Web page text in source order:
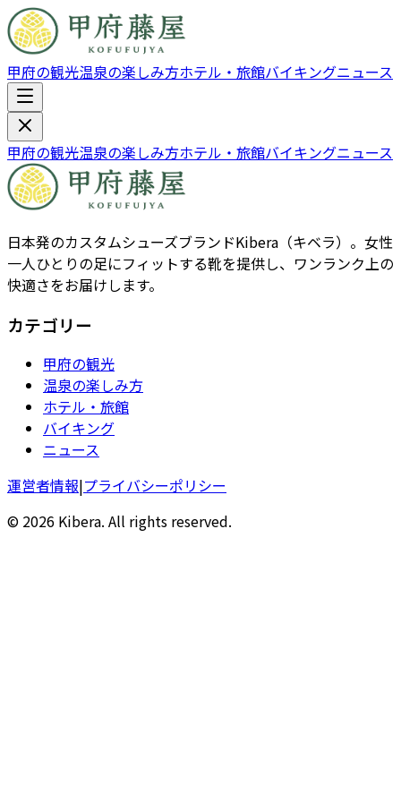
甲府の観光温泉の楽しみ方ホテル・旅館バイキングニュース
甲府の観光温泉の楽しみ方ホテル・旅館バイキングニュース
日本発のカスタムシューズブランドKibera（キベラ）。女性
一人ひとりの足にフィットする靴を提供し、ワンランク上の
快適さをお届けします。
カテゴリー
甲府の観光
温泉の楽しみ方
ホテル・旅館
バイキング
ニュース
運営者情報|プライバシーポリシー
© 2026 Kibera. All rights reserved.